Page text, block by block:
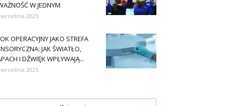
W JEDNYM
2025
OPERACYJNY JAKO STREFA
JAK ŚWIATŁO,
I DŹWIĘK WPŁYWAJĄ...
2025